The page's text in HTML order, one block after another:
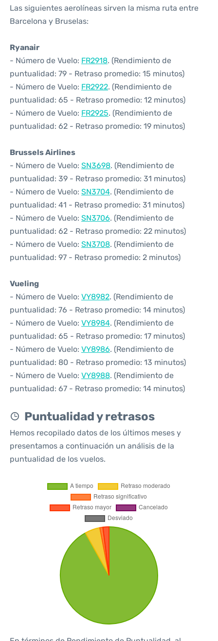
Las siguientes aerolíneas sirven la misma ruta entre
Barcelona y Bruselas:
Ryanair
- Número de Vuelo: FR2918. (Rendimiento de
puntualidad: 79 - Retraso promedio: 15 minutos)
- Número de Vuelo: FR2922. (Rendimiento de
puntualidad: 65 - Retraso promedio: 12 minutos)
- Número de Vuelo: FR2925. (Rendimiento de
puntualidad: 62 - Retraso promedio: 19 minutos)
Brussels Airlines
- Número de Vuelo: SN3698. (Rendimiento de
puntualidad: 39 - Retraso promedio: 31 minutos)
- Número de Vuelo: SN3704. (Rendimiento de
puntualidad: 41 - Retraso promedio: 31 minutos)
- Número de Vuelo: SN3706. (Rendimiento de
puntualidad: 62 - Retraso promedio: 22 minutos)
- Número de Vuelo: SN3708. (Rendimiento de
puntualidad: 97 - Retraso promedio: 2 minutos)
Vueling
- Número de Vuelo: VY8982. (Rendimiento de
puntualidad: 76 - Retraso promedio: 14 minutos)
- Número de Vuelo: VY8984. (Rendimiento de
puntualidad: 65 - Retraso promedio: 17 minutos)
- Número de Vuelo: VY8986. (Rendimiento de
puntualidad: 80 - Retraso promedio: 13 minutos)
- Número de Vuelo: VY8988. (Rendimiento de
puntualidad: 67 - Retraso promedio: 14 minutos)
Puntualidad y retrasos
Hemos recopilado datos de los últimos meses y
presentamos a continuación un análisis de la
puntualidad de los vuelos.